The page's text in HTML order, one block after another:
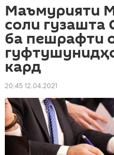
Маъмурияти
соли гузашта
ба пешрафти
кард
20:45 12.04.2021